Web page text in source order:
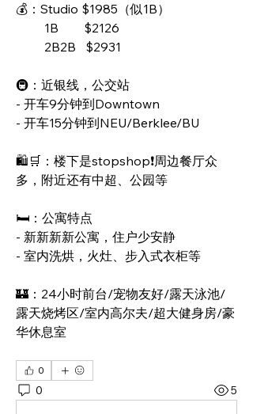
💰：Studio $1985（似1B）
         1B        $2126
         2B2B   $2931
🚇：近银线，公交站
- 开车9分钟到Downtown
- 开车15分钟到NEU/Berklee/BU
🛍🛒：楼下是stopshop❗周边餐厅众
多，附近还有中超、公园等
🛏：公寓特点
- 新新新新公寓，住户少安静
- 室内洗烘，火灶、步入式衣柜等
🏰：24小时前台/宠物友好/露天泳池/
露天烧烤区/室内高尔夫/超大健身房/豪
华休息室
0
0 5